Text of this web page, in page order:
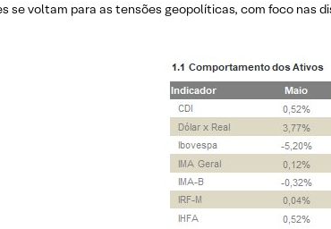
se voltam para as tensões geopolíticas, com foco nas